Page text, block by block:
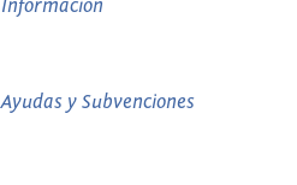
Información
Ayudas y Subvenciones